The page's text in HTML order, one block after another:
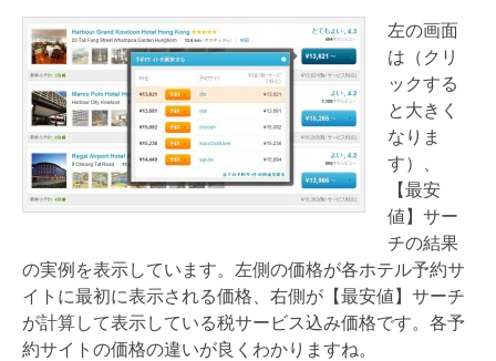
左の画面
は（クリ
ックする
と大きく
なりま
す）、
【最安
値】サー
チの結果
の実例を表示しています。左側の価格が各ホテル予約サ
イトに最初に表示される価格、右側が【最安値】サーチ
が計算して表示している税サービス込み価格です。各予
約サイトの価格の違いが良くわかりますね。